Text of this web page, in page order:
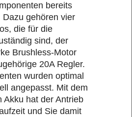
bereits
Dazu gehören vier
die für die
sind, der
Brushless-Motor
20A Regler.
wurden optimal
angepasst. Mit dem
Akku hat der Antrieb
und Sie damit